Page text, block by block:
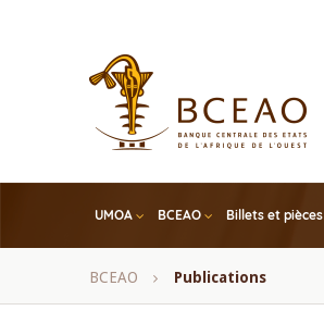
UMOA BCEAO Billets et pièces
Fil
BCEAO Publications